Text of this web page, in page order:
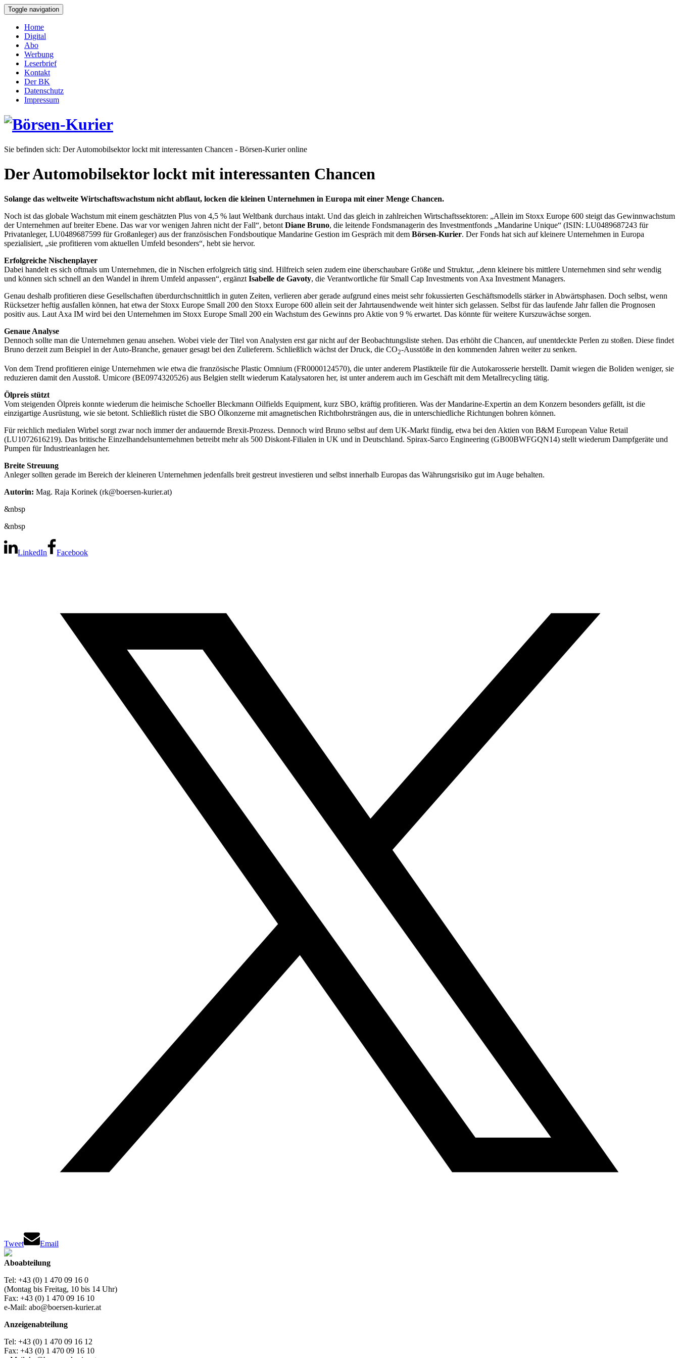
Toggle navigation
Home
Digital
Abo
Werbung
Leserbrief
Kontakt
Der BK
Datenschutz
Impressum
Sie befinden sich: Der Automobilsektor lockt mit interessanten Chancen - Börsen-Kurier online
Der Automobilsektor lockt mit interessanten Chancen
Solange das weltweite Wirtschaftswachstum nicht abflaut, locken die kleinen Unternehmen in Europa mit einer Menge Chancen.
Noch ist das globale Wachstum mit einem geschätzten Plus von 4,5 % laut Weltbank durchaus intakt. Und das gleich in zahlreichen Wirtschaftssektoren: „Allein im Stoxx Europe 600 steigt das Gewinnwachstum
der Unternehmen auf breiter Ebene. Das war vor wenigen Jahren nicht der Fall“, betont Diane Bruno, die leitende Fondsmanagerin des Investmentfonds „Mandarine Unique“ (ISIN: LU0489687243 für
Privatanleger, LU0489687599 für Großanleger) aus der französischen Fondsboutique Mandarine Gestion im Gespräch mit dem Börsen-Kurier. Der Fonds hat sich auf kleinere Unternehmen in Europa
spezialisiert, „sie profitieren vom aktuellen Umfeld besonders“, hebt sie hervor.
Erfolgreiche Nischenplayer
Dabei handelt es sich oftmals um Unternehmen, die in Nischen erfolgreich tätig sind. Hilfreich seien zudem eine überschaubare Größe und Struktur, „denn kleinere bis mittlere Unternehmen sind sehr wendig
und können sich schnell an den Wandel in ihrem Umfeld anpassen“, ergänzt Isabelle de Gavoty, die Verantwortliche für Small Cap Investments von Axa Investment Managers.
Genau deshalb profitieren diese Gesellschaften überdurchschnittlich in guten Zeiten, verlieren aber gerade aufgrund eines meist sehr fokussierten Geschäftsmodells stärker in Abwärtsphasen. Doch selbst, wenn
Rücksetzer heftig ausfallen können, hat etwa der Stoxx Europe Small 200 den Stoxx Europe 600 allein seit der Jahrtausendwende weit hinter sich gelassen. Selbst für das laufende Jahr fallen die Prognosen
positiv aus. Laut Axa IM wird bei den Unternehmen im Stoxx Europe Small 200 ein Wachstum des Gewinns pro Aktie von 9 % erwartet. Das könnte für weitere Kurszuwächse sorgen.
Genaue Analyse
Dennoch sollte man die Unternehmen genau ansehen. Wobei viele der Titel von Analysten erst gar nicht auf der Beobachtungsliste stehen. Das erhöht die Chancen, auf unentdeckte Perlen zu stoßen. Diese findet
Bruno derzeit zum Beispiel in der Auto-Branche, genauer gesagt bei den Zulieferern. Schließlich wächst der Druck, die CO2-Ausstöße in den kommenden Jahren weiter zu senken.
Von dem Trend profitieren einige Unternehmen wie etwa die französische Plastic Omnium (FR0000124570), die unter anderem Plastikteile für die Autokarosserie herstellt. Damit wiegen die Boliden weniger, sie
reduzieren damit den Ausstoß. Umicore (BE0974320526) aus Belgien stellt wiederum Katalysatoren her, ist unter anderem auch im Geschäft mit dem Metallrecycling tätig.
Ölpreis stützt
Vom steigenden Ölpreis konnte wiederum die heimische Schoeller Bleckmann Oilfields Equipment, kurz SBO, kräftig profitieren. Was der Mandarine-Expertin an dem Konzern besonders gefällt, ist die
einzigartige Ausrüstung, wie sie betont. Schließlich rüstet die SBO Ölkonzerne mit amagnetischen Richtbohrsträngen aus, die in unterschiedliche Richtungen bohren können.
Für reichlich medialen Wirbel sorgt zwar noch immer der andauernde Brexit-Prozess. Dennoch wird Bruno selbst auf dem UK-Markt fündig, etwa bei den Aktien von B&M European Value Retail
(LU1072616219). Das britische Einzelhandelsunternehmen betreibt mehr als 500 Diskont-Filialen in UK und in Deutschland. Spirax-Sarco Engineering (GB00BWFGQN14) stellt wiederum Dampfgeräte und
Pumpen für Industrieanlagen her.
Breite Streuung
Anleger sollten gerade im Bereich der kleineren Unternehmen jedenfalls breit gestreut investieren und selbst innerhalb Europas das Währungsrisiko gut im Auge behalten.
Autorin: Mag. Raja Korinek (rk@boersen-kurier.at)
&nbsp
&nbsp
LinkedIn Facebook
Tweet Email
Aboabteilung
Tel: +43 (0) 1 470 09 16 0
(Montag bis Freitag, 10 bis 14 Uhr)
Fax: +43 (0) 1 470 09 16 10
e-Mail: abo@boersen-kurier.at
Anzeigenabteilung
Tel: +43 (0) 1 470 09 16 12
Fax: +43 (0) 1 470 09 16 10